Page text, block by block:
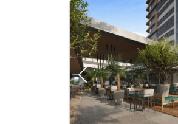
Previous